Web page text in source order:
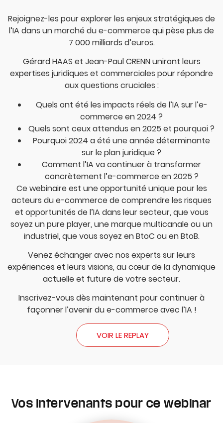
Rejoignez-les pour explorer les enjeux stratégiques de
l’IA dans un marché du e-commerce qui pèse plus de
7 000 milliards d’euros.
Gérard HAAS et Jean-Paul CRENN uniront leurs
expertises juridiques et commerciales pour répondre
aux questions cruciales :
Quels ont été les impacts réels de l’IA sur l’e-
commerce en 2024 ?
Quels sont ceux attendus en 2025 et pourquoi ?
Pourquoi 2024 a été une année déterminante
sur le plan juridique ?
Comment l’IA va continuer à transformer
concrètement l’e-commerce en 2025 ?
Ce webinaire est une opportunité unique pour les
acteurs du e-commerce de comprendre les risques
et opportunités de l’IA dans leur secteur, que vous
soyez un pure player, une marque multicanale ou un
industriel, que vous soyez en BtoC ou en BtoB.
Venez échanger avec nos experts sur leurs
expériences et leurs visions, au cœur de la dynamique
actuelle et future de votre secteur.
Inscrivez-vous dès maintenant pour continuer à
façonner l’avenir du e-commerce avec l’IA !
VOIR LE REPLAY
Vos intervenants pour ce webinar